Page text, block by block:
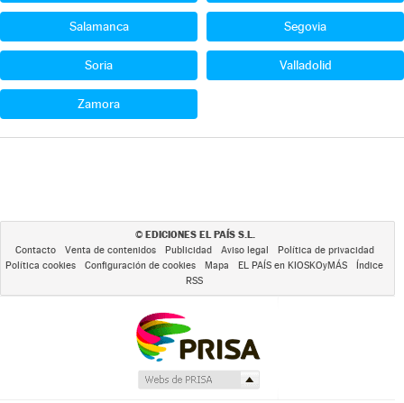
Salamanca Segovia
Soria Valladolid
Zamora
© EDICIONES EL PAÍS S.L.
Contacto Venta de contenidos Publicidad Aviso legal
Política de privacidad
Política cookies
Configuración de cookies Mapa EL PAÍS en KIOSKOyMÁS
Índice
RSS